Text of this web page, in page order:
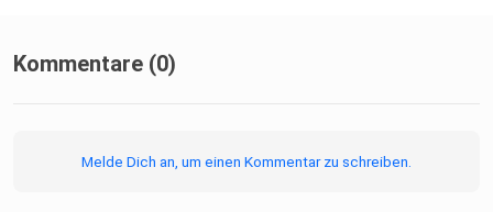
Kommentare (0)
Melde Dich an, um einen Kommentar zu schreiben.